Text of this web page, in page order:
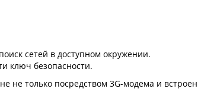
сетей в доступном окружении.
ключ безопасности.
не только посредством 3G-модема и